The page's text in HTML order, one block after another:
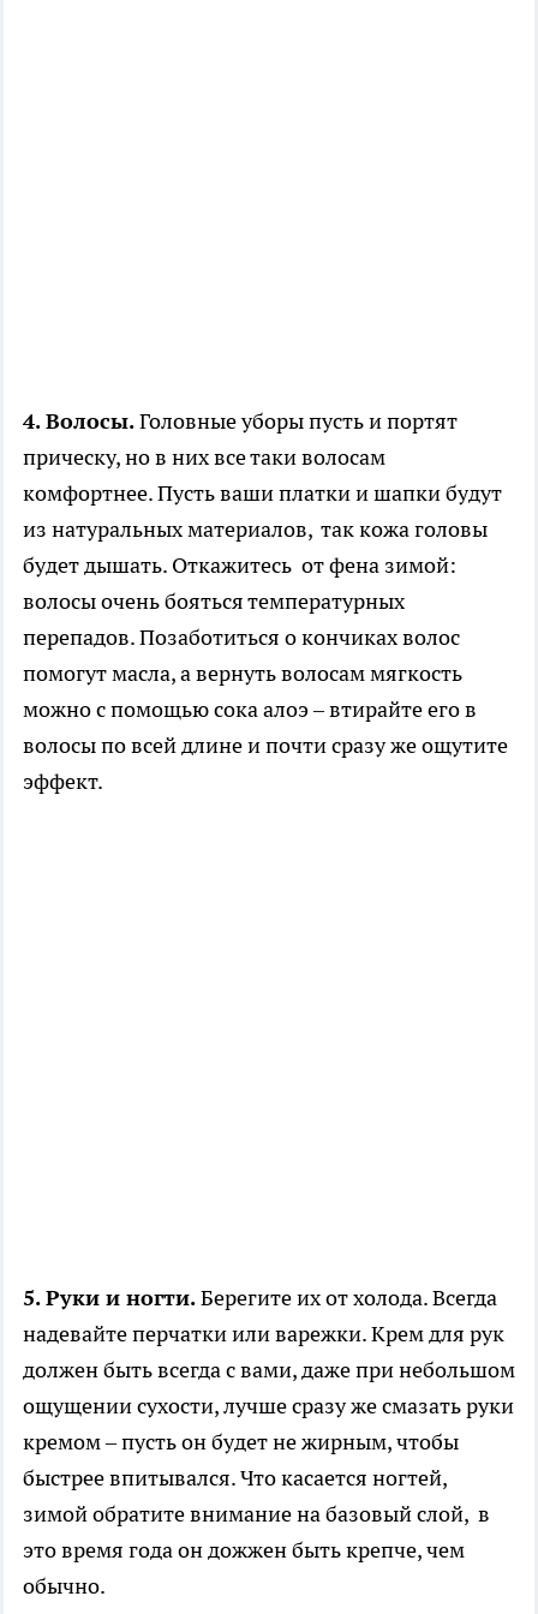
4. Волосы.Головные уборы пусть и портят
прическу, но в них все таки волосам
комфортнее. Пусть ваши платки и шапки будут
из натуральных материалов, так кожа головы
будет дышать. Откажитесь от фена зимой:
волосы очень бояться температурных
перепадов. Позаботиться о кончиках волос
помогут масла, а вернуть волосам мягкость
можно с помощью сока алоэ – втирайте его в
волосы по всей длине и почти сразу же ощутите
эффект.
5. Руки и ногти.Берегите их от холода. Всегда
надевайте перчатки или варежки. Крем для рук
должен быть всегда с вами, даже при небольшом
ощущении сухости, лучше сразу же смазать руки
кремом – пусть он будет не жирным, чтобы
быстрее впитывался. Что касается ногтей,
зимой обратите внимание на базовый слой, в
это время года он дожжен быть крепче, чем
обычно.